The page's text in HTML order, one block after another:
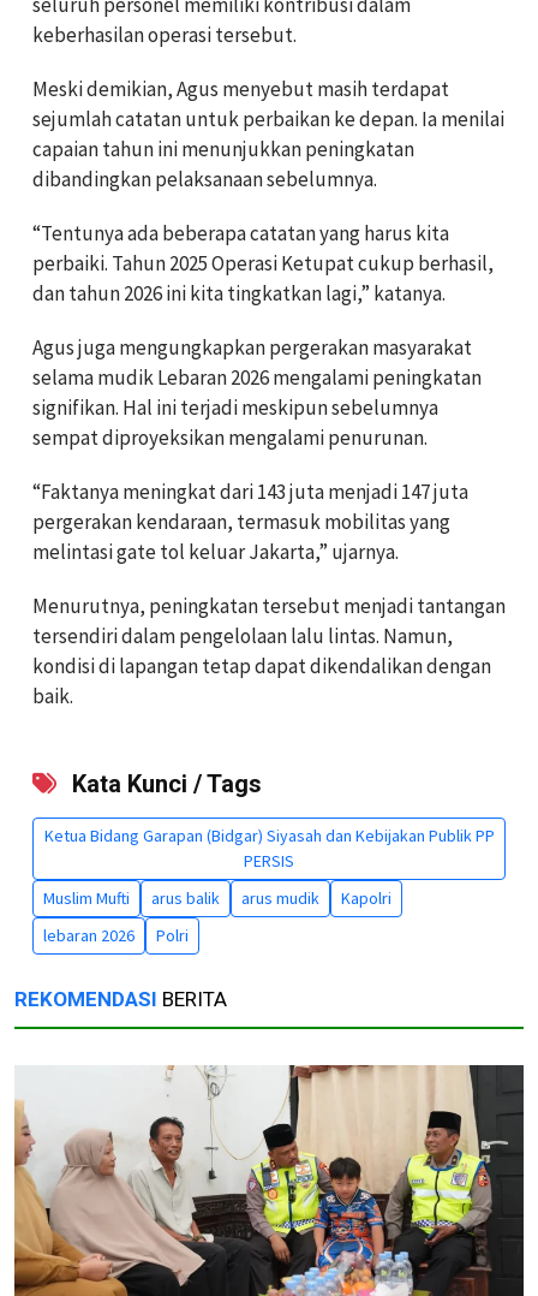
keberhasilan operasi tersebut.
Meski demikian, Agus menyebut masih terdapat
sejumlah catatan untuk perbaikan ke depan. Ia menilai
capaian tahun ini menunjukkan peningkatan
dibandingkan pelaksanaan sebelumnya.
“Tentunya ada beberapa catatan yang harus kita
perbaiki. Tahun 2025 Operasi Ketupat cukup berhasil,
dan tahun 2026 ini kita tingkatkan lagi,” katanya.
Agus juga mengungkapkan pergerakan masyarakat
selama mudik Lebaran 2026 mengalami peningkatan
signifikan. Hal ini terjadi meskipun sebelumnya
sempat diproyeksikan mengalami penurunan.
“Faktanya meningkat dari 143 juta menjadi 147 juta
pergerakan kendaraan, termasuk mobilitas yang
melintasi gate tol keluar Jakarta,” ujarnya.
Menurutnya, peningkatan tersebut menjadi tantangan
tersendiri dalam pengelolaan lalu lintas. Namun,
kondisi di lapangan tetap dapat dikendalikan dengan
baik.
Kata Kunci / Tags
Ketua Bidang Garapan (Bidgar) Siyasah dan Kebijakan Publik PP
PERSIS
Muslim Mufti
arus balik arus mudik
Kapolri
lebaran 2026
Polri
REKOMENDASI BERITA